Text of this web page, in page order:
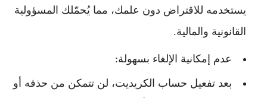
يستخدمه للاقتراض دون علمك، مما يُحمّلك المسؤولية
القانونية والمالية.
عدم إمكانية الإلغاء بسهولة:
بعد تفعيل حساب الكريديت، لن تتمكن من حذفه أو